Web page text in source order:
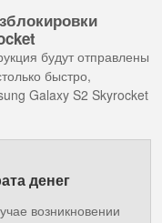
будут отправлены
быстро,
Galaxy S2 Skyrocket
денег
возникновении